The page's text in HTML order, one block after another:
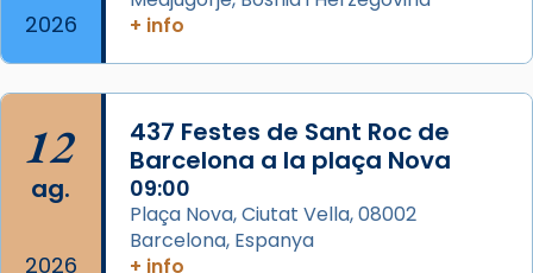
Photo
View on Facebook · Share
Arquebisbat de Barcelona
2 weeks ago
Memòria de les santes Juliana i
Semproniana, verges i màrtirs.
2026
+ info
12
ag.
2026
437 Festes de Sant Roc de
Barcelona a la plaça Nova
09:00
Plaça Nova, Ciutat Vella, 08002
Barcelona, Espanya
+ info